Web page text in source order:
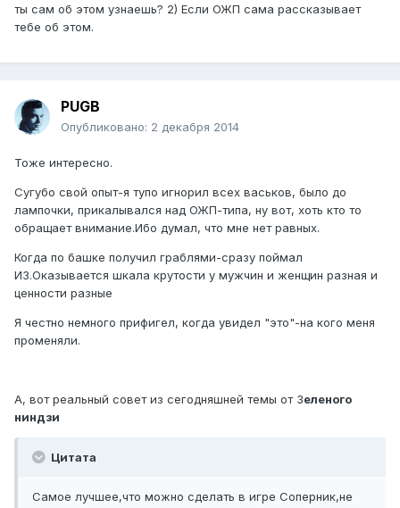
ты сам об этом узнаешь? 2) Если ОЖП сама рассказывает
тебе об этом.
PUGB
Опубликовано: 2 декабря 2014
Тоже интересно.
Сугубо свой опыт-я тупо игнорил всех васьков, было до
лампочки, прикалывался над ОЖП-типа, ну вот, хоть кто то
обращает внимание.Ибо думал, что мне нет равных.
Когда по башке получил граблями-сразу поймал
ИЗ.Оказывается шкала крутости у мужчин и женщин разная и
ценности разные
Я честно немного прифигел, когда увидел "это"-на кого меня
променяли.
А, вот реальный совет из сегодняшней темы от Зеленого
ниндзи
Цитата
Самое лучшее,что можно сделать в игре Соперник,не